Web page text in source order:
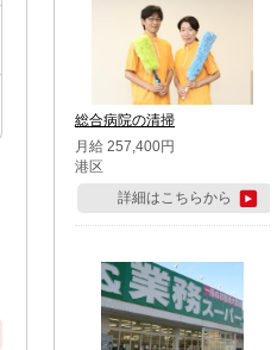
総合病院の清掃
月給 257,400円
港区
詳細はこちらから